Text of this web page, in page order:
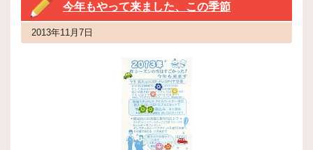
今年もやって来ました、この季節
2013年11月7日